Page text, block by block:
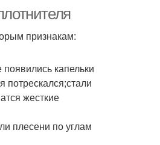
признакам:
капельки
потрескался;стали
жесткие
плесени по углам